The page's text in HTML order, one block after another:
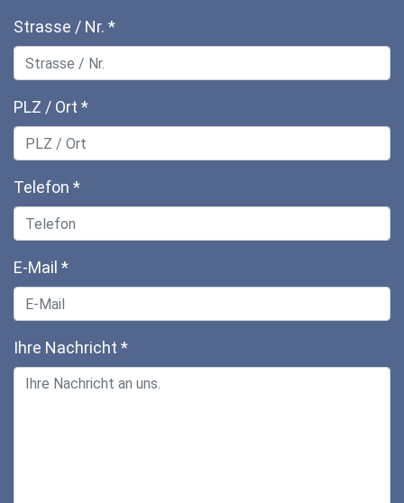
Strasse / Nr. *
PLZ / Ort *
Telefon *
E-Mail *
Ihre Nachricht *